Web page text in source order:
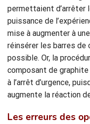
permettaient d’arrêter
puissance de
mise à augmenter à
réinsérer les barres de
possible. Or, la
composant de
à l’arrêt d’urgence,
augmente la réaction
Les erreurs des